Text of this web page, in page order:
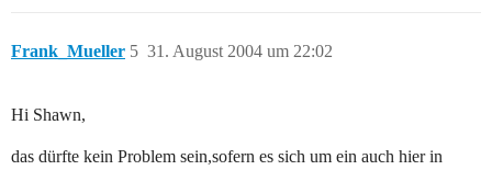
Frank_Mueller 31. August 2004 um 22:02
5
Hi Shawn,
das dürfte kein Problem sein,sofern es sich um ein auch hier in